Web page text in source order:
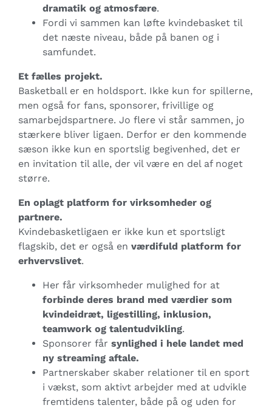
dramatik og atmosfære.
Fordi vi sammen kan løfte kvindebasket til
det næste niveau, både på banen og i
samfundet.
Et fælles projekt.
Basketball er en holdsport. Ikke kun for spillerne,
men også for fans, sponsorer, frivillige og
samarbejdspartnere. Jo flere vi står sammen, jo
stærkere bliver ligaen. Derfor er den kommende
sæson ikke kun en sportslig begivenhed, det er
en invitation til alle, der vil være en del af noget
større.
En oplagt platform for virksomheder og
partnere.
Kvindebasketligaen er ikke kun et sportsligt
flagskib, det er også en værdifuld platform for
erhvervslivet.
Her får virksomheder mulighed for at
forbinde deres brand med værdier som
kvindeidræt, ligestilling, inklusion,
teamwork og talentudvikling.
Sponsorer får synlighed i hele landet med
ny streaming aftale.
Partnerskaber skaber relationer til en sport
i vækst, som aktivt arbejder med at udvikle
fremtidens talenter, både på og uden for